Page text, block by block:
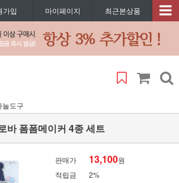
가입 마이페이지 최근본상품
늘도구
바 폼폼메이커 4종 세트
판매가 13,100원
적립금
2%